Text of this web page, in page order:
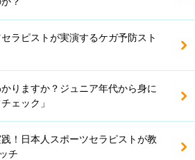
ラピストが実演するケガ予防スト
りますか？ジュニア年代から身に
ェック」
！日本人スポーツセラピストが教
チ